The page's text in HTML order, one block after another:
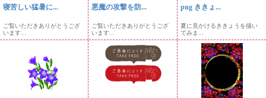
寝苦しい猛暑に...
ご覧いただきありがとうござ
います...
悪魔の攻撃を防...
ご覧いただきありがとうござ
います...
png ききょ...
夏に見かけるききょうを描い
てみま...